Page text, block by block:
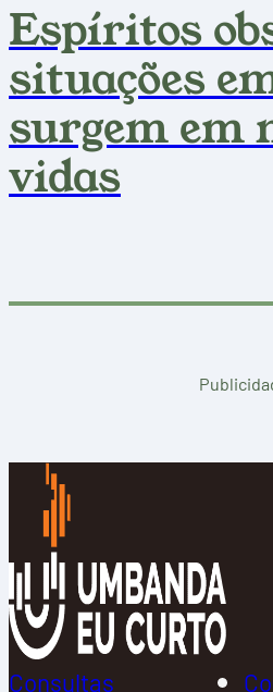
Espíritos
situações
surgem em
vidas
Consultas